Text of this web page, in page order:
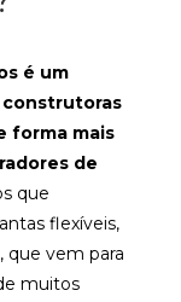
é um
forma mais
de
que
flexíveis,
que vem para
muitos